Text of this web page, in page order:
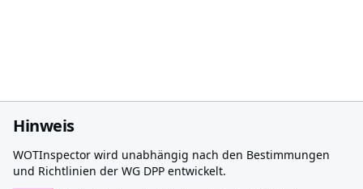
Hinweis
WOTInspector wird unabhängig nach den Bestimmungen
und Richtlinien der WG DPP entwickelt.